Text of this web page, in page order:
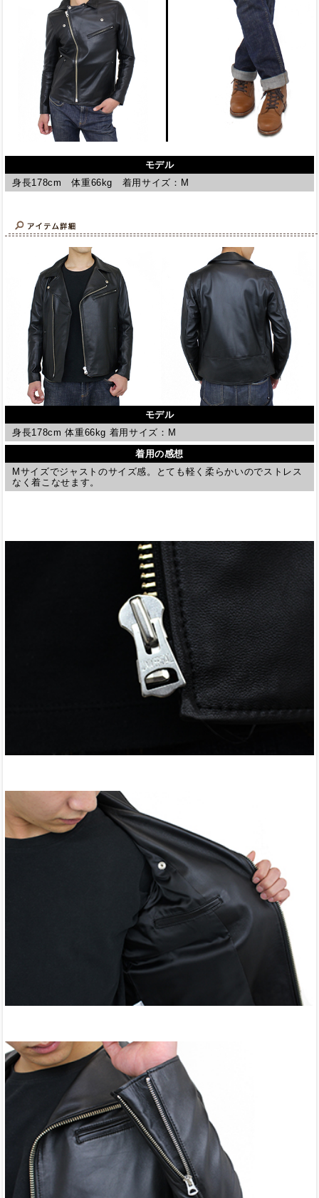
モデル
身長178cm 体重66kg 着用サイズ：M
モデル
身長178cm 体重66kg 着用サイズ：M
着用の感想
Mサイズでジャストのサイズ感。とても軽く柔らかいのでストレス
なく着こなせます。